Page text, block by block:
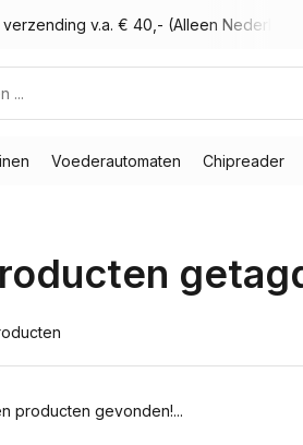
verzending v.a. € 40,- (Alleen Nederland)
Voederautomaten Chipreader
producten gevonden!...